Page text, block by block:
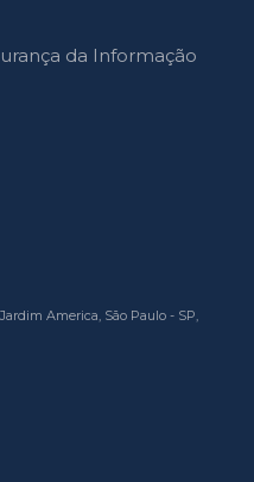
da Informação
America, São Paulo - SP,